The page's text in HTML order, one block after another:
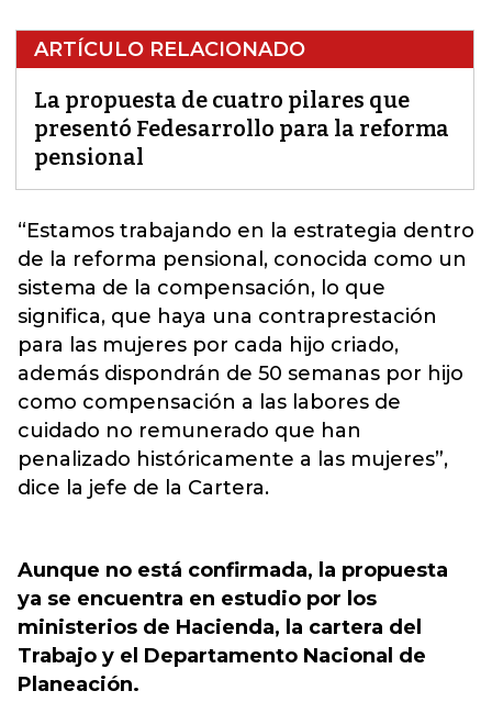
ARTÍCULO RELACIONADO
La propuesta de cuatro pilares que
presentó Fedesarrollo para la reforma
pensional
“Estamos trabajando en la estrategia dentro
de la reforma pensional , conocida como un
sistema de la compensación, lo que
significa, que haya una contraprestación
para las mujeres por cada hijo criado,
además dispondrán de 50 semanas por hijo
como compensación a las labores de
cuidado no remunerado que han
penalizado históricamente a las mujeres”,
dice la jefe de la Cartera.
Aunque no está confirmada, la propuesta
ya se encuentra en estudio por los
ministerios de Hacienda, la cartera del
Trabajo y el Departamento Nacional de
Planeación.